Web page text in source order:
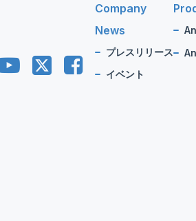
Company
News
プレスリリース
イベント